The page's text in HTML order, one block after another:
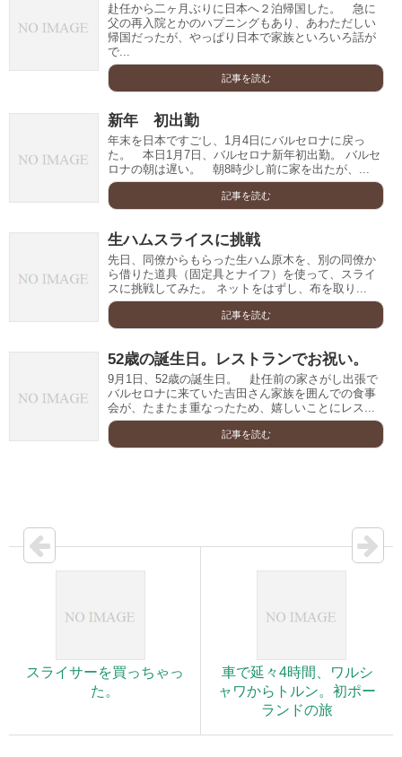
赴任から二ヶ月ぶりに日本へ２泊帰国した。 急に
父の再入院とかのハプニングもあり、あわただしい
帰国だったが、やっぱり日本で家族といろいろ話が
で...
記事を読む
新年 初出勤
年末を日本ですごし、1月4日にバルセロナに戻っ
た。 本日1月7日、バルセロナ新年初出勤。 バルセ
ロナの朝は遅い。 朝8時少し前に家を出たが、...
記事を読む
生ハムスライスに挑戦
先日、同僚からもらった生ハム原木を、別の同僚か
ら借りた道具（固定具とナイフ）を使って、スライ
スに挑戦してみた。 ネットをはずし、布を取り...
記事を読む
52歳の誕生日。レストランでお祝い。
9月1日、52歳の誕生日。 赴任前の家さがし出張で
バルセロナに来ていた吉田さん家族を囲んでの食事
会が、たまたま重なったため、嬉しいことにレス...
記事を読む
スライサーを買っちゃっ
た。
車で延々4時間、ワルシ
ャワからトルン。初ポー
ランドの旅